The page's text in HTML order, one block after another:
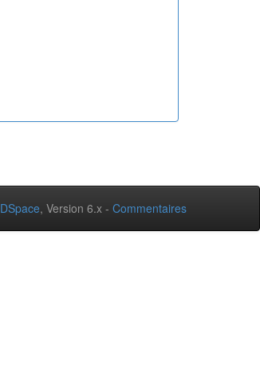
DSpace, Version 6.x - Commentaires